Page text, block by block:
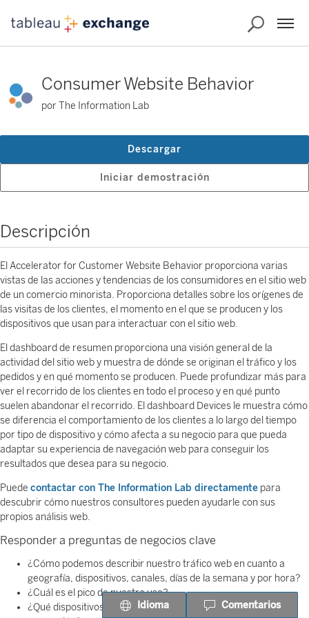
Consumer Website Behavior
por The Information Lab
Iniciar demostración
Descargar
Descripción
El Accelerator for Customer Website Behavior proporciona varias
vistas de las acciones y tendencias de los consumidores en el sitio web
de un comercio minorista. Proporciona detalles sobre los orígenes de
las visitas de los clientes, el momento en el que se producen y los
dispositivos que usan para interactuar con el sitio web.
El dashboard de resumen proporciona una visión general de la
actividad del sitio web y muestra de dónde se originan el tráfico y los
pedidos y en qué momento se producen. Puede profundizar más para
ver el recorrido de los clientes en todo el proceso y en qué punto
suelen abandonar el recorrido. El dashboard Devices le muestra cómo
se diferencia el comportamiento de los clientes a lo largo del tiempo
por tipo de dispositivo y cómo afecta a su negocio para que pueda
adaptar su experiencia de navegación web para conseguir los
resultados que desea para su negocio.
Puede contactar con The Information Lab directamente para
descubrir cómo nuestros consultores pueden ayudarle con sus
propios análisis web.
Responder a preguntas de negocios clave
¿Cómo podemos describir nuestro tráfico web en cuanto a
geografía, dispositivos, canales, días de la semana y por hora?
¿Cuál es el pico de nuestro uso?
¿Qué dispositivos tienen peores tasas de rendimiento de
Idioma Comentarios